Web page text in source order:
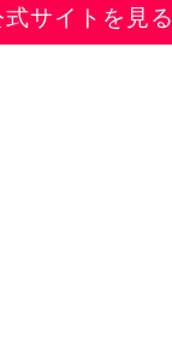
式サイトを見る